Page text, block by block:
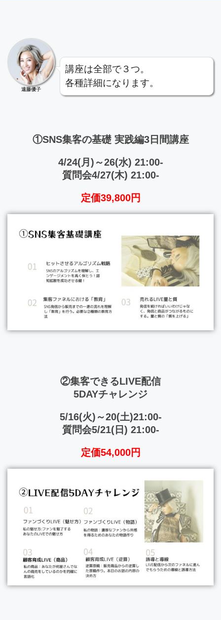
遠藤優子
講座は全部で３つ。
各種詳細になります。
①SNS集客の基礎 実践編3日間講座
4/24(月)～26(水) 21:00-
質問会4/27(木) 21:00-
定価39,800円
②集客できるLIVE配信
5DAYチャレンジ
5/16(火)～20(土)21:00-
質問会5/21(日) 21:00-
定価54,000円